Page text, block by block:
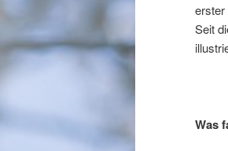
Seit
Was